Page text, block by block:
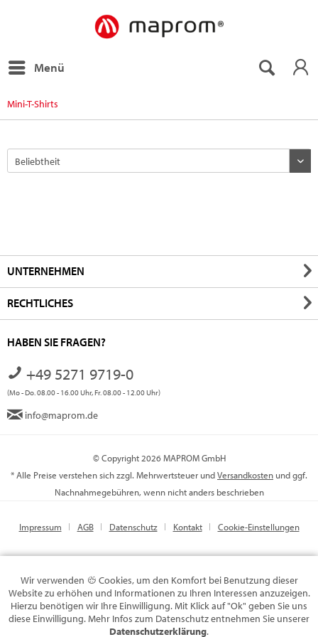
Menü
Mini-T-Shirts
UNTERNEHMEN
RECHTLICHES
HABEN SIE FRAGEN?
+49 5271 9719-0
(Mo - Do. 08.00 - 16.00 Uhr, Fr. 08.00 - 12.00 Uhr)
info@maprom.de
© Copyright 2026 MAPROM GmbH
* Alle Preise verstehen sich zzgl. Mehrwertsteuer undVersandkosten und ggf.
Nachnahmegebühren, wenn nicht anders beschrieben
Impressum AGB Datenschutz Kontakt Cookie-Einstellungen
Wir verwenden
Cookies, um den Komfort bei Benutzung dieser
Website zu erhöhen und Informationen zu Ihren Interessen anzuzeigen.
Hierzu benötigen wir Ihre Einwilligung. Mit Klick auf "Ok" geben Sie uns
diese Einwilligung. Mehr Infos zum Datenschutz entnehmen Sie unserer
Datenschutzerklärung.